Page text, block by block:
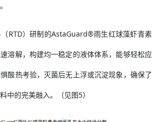
RTD）研制的AstaGuard®雨生红球藻虾青素
溶解，构建均一稳定的液体体系，能够轻松应
酸热考验，灭菌后无上浮或沉淀现象，确保了
中的完美融入。（见图5）